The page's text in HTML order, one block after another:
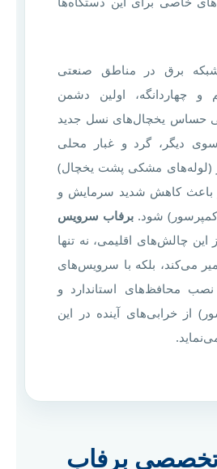
برق در مناطق صنعتی
و چهاردانگه، اولین دشمن
حساس یخچال‌های نسل جدید
دیگر، گرد و غبار محلی
(لوله‌های مشکی پشت یخچال)
باعث کاهش شدید سرمایش و
شود. برفاب سرویس
این چالش‌های اقلیمی، نه تنها
می‌کند، بلکه با سرویس‌های
نصب محافظ‌های استاندارد و
از خرابی‌های آینده در این
برفاب